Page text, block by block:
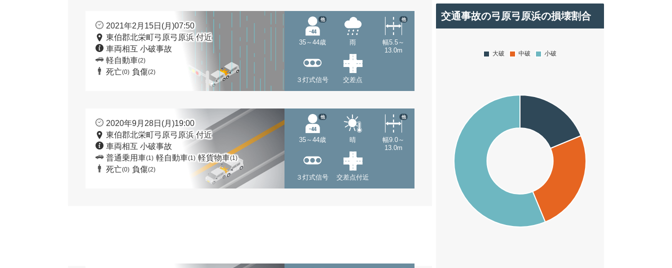
2021年2月15日(月)07:50
東伯郡北栄町弓原弓原浜 付近
車両相互 小破事故
軽自動車(2)
死亡(0) 負傷(2)
35～44歳
他
雨
幅5.5～
13.0m
他
３灯式信号 交差点
2020年9月28日(月)19:00
東伯郡北栄町弓原弓原浜 付近
車両相互 小破事故
普通乗用車(1) 軽自動車(1) 軽貨物車(1)
死亡(0) 負傷(2)
35～44歳
他
晴
幅9.0～
13.0m
他
３灯式信号 交差点付近
交通事故の弓原弓原浜の損壊割合